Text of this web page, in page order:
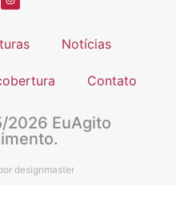
Notícias
Contato
2026 EuAgito
designmaster